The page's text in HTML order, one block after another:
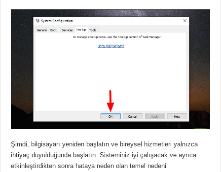
Şimdi, bilgisayarı yeniden başlatın ve bireysel hizmetleri yalnızca
ihtiyaç duyulduğunda başlatın. Sisteminiz iyi çalışacak ve ayrıca
etkinleştirdikten sonra hataya neden olan temel nedeni